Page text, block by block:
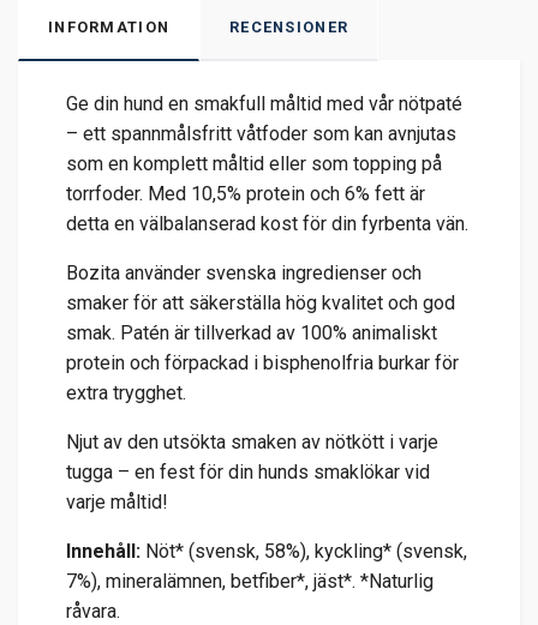
INFORMATION RECENSIONER
Ge din hund en smakfull måltid med vår nötpaté
– ett spannmålsfritt våtfoder som kan avnjutas
som en komplett måltid eller som topping på
torrfoder. Med 10,5% protein och 6% fett är
detta en välbalanserad kost för din fyrbenta vän.
Bozita använder svenska ingredienser och
smaker för att säkerställa hög kvalitet och god
smak. Patén är tillverkad av 100% animaliskt
protein och förpackad i bisphenolfria burkar för
extra trygghet.
Njut av den utsökta smaken av nötkött i varje
tugga – en fest för din hunds smaklökar vid
varje måltid!
Innehåll: Nöt* (svensk, 58%), kyckling* (svensk,
7%), mineralämnen, betfiber*, jäst*. *Naturlig
råvara.